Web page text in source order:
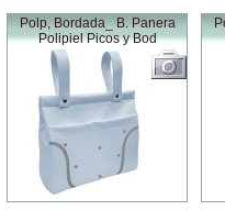
Polp, Bordada_ B. Panera
Polipiel Picos y Bod